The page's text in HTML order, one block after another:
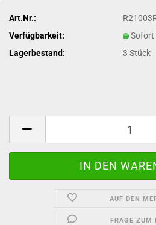
Art.Nr.:
Verfügbarkeit:
Sofort
Lagerbestand:
3Stück
AUF DEN
FRAGE ZUM